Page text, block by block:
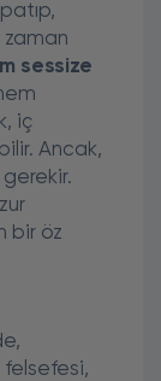
zaman
sessize
iç
Ancak,
gerekir.
bir öz